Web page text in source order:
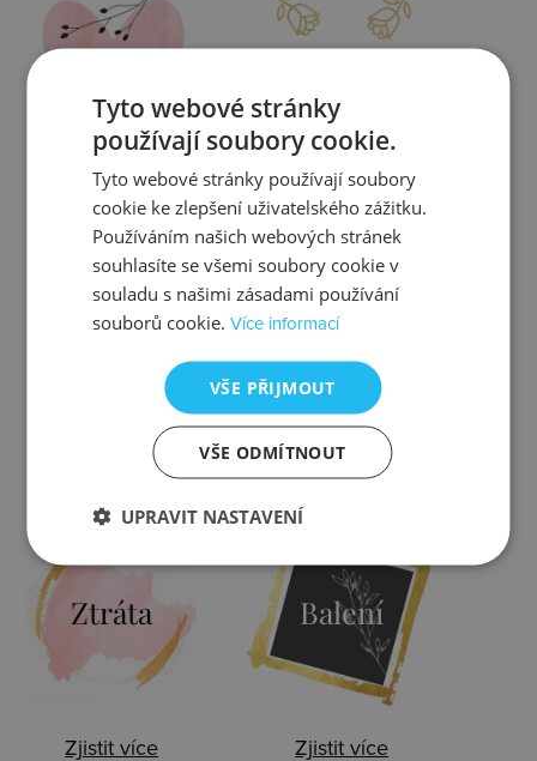
Slevy
Zjistit více
Doprava
Zjistit více
Kontrola
Zjistit více
Výměna
Zjistit více
Ztráta
Zjistit více
Balení
Zjistit více
Tyto webové stránky
používají soubory cookie.
Tyto webové stránky používají soubory
cookie ke zlepšení uživatelského zážitku.
Používáním našich webových stránek
souhlasíte se všemi soubory cookie v
souladu s našimi zásadami používání
souborů cookie.Více informací
VŠE PŘIJMOUT
VŠE ODMÍTNOUT
UPRAVIT NASTAVENÍ